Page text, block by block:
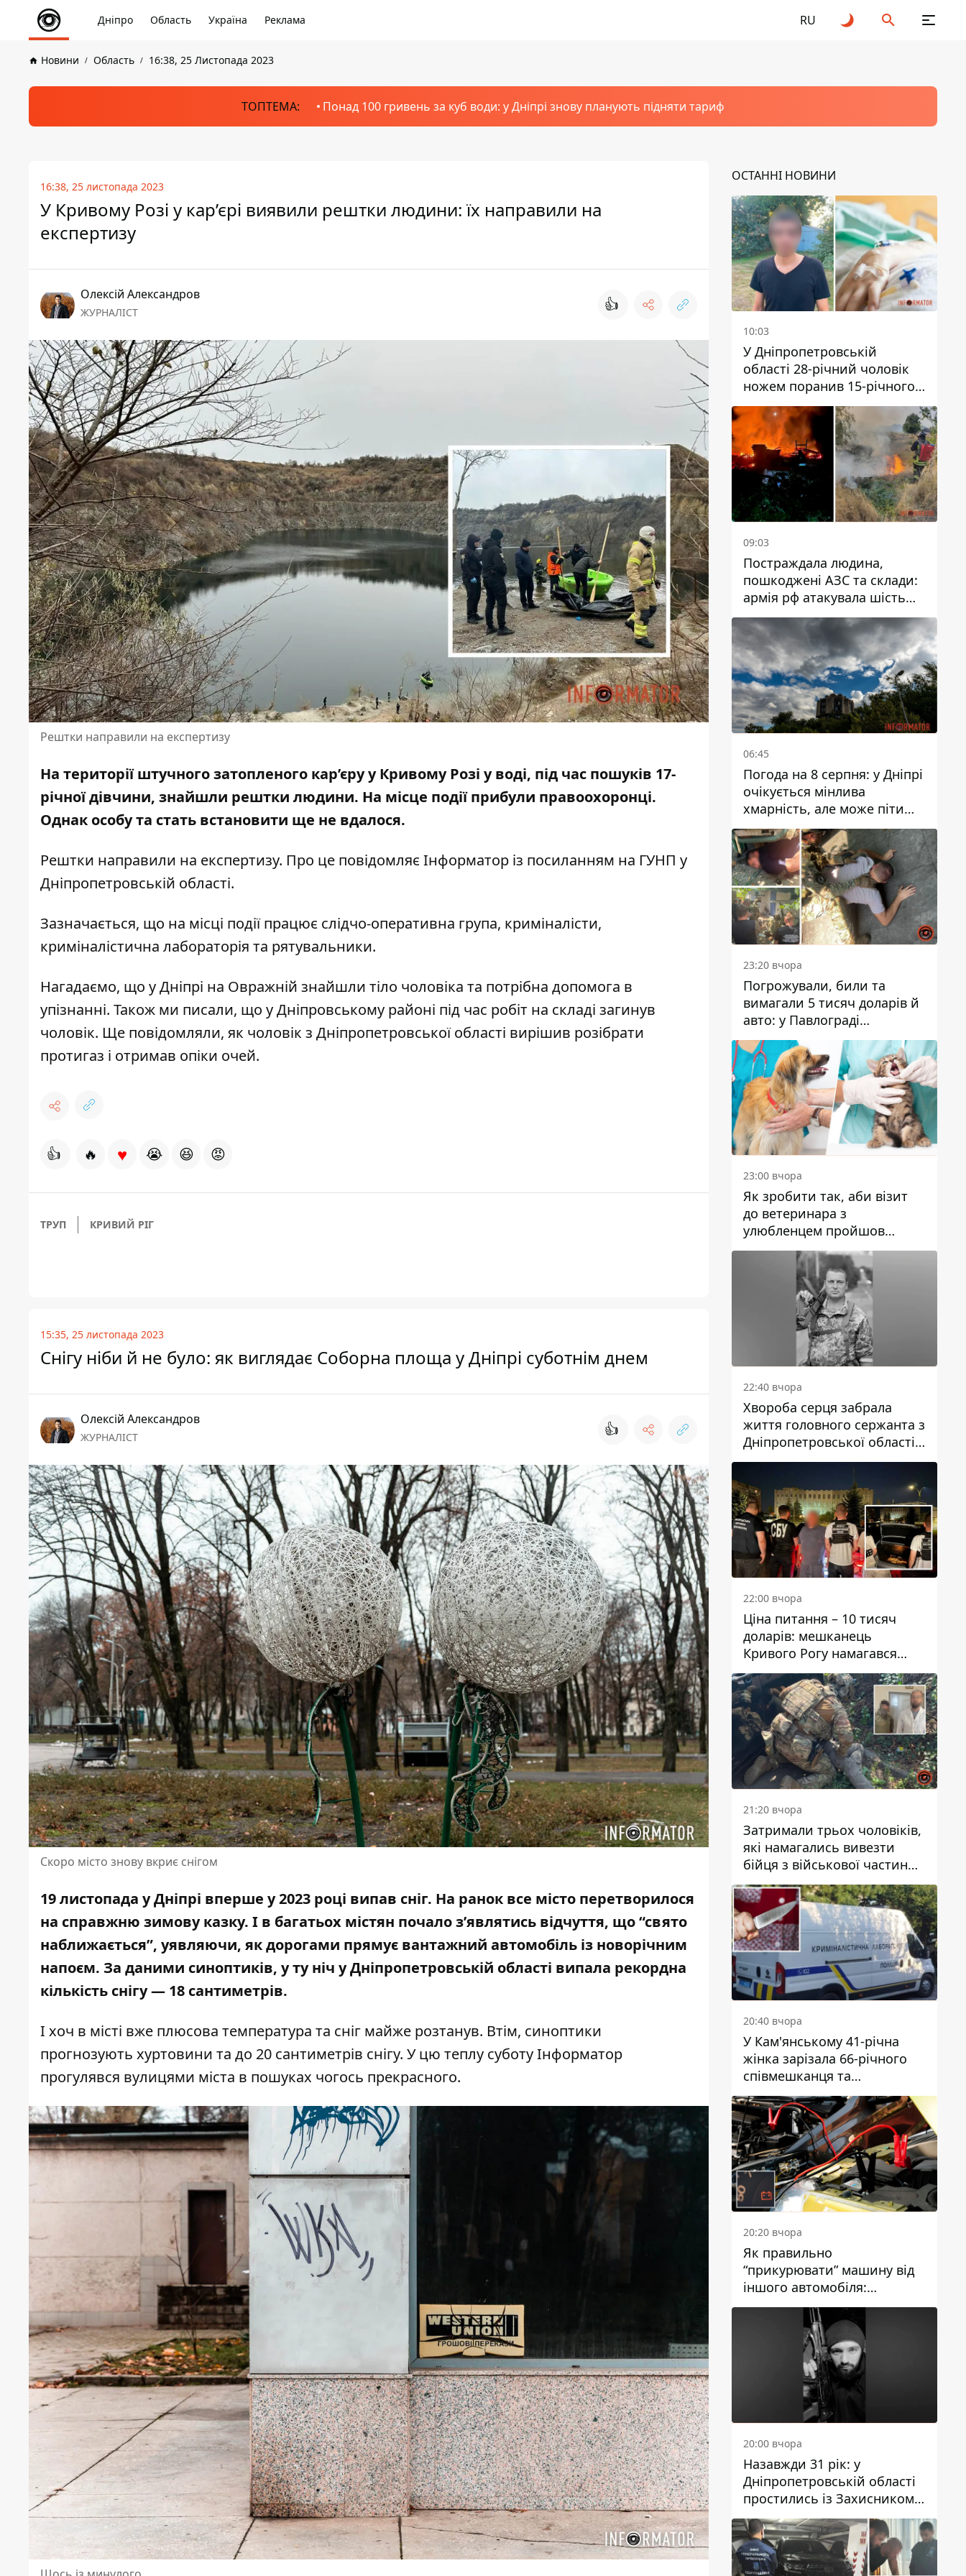
Дніпро Область Україна Реклама RU
Новини Область 16:38, 25 Листопада 2023
ТОПТЕМА: Понад 100 гривень за куб води: у Дніпрі знову планують підняти тариф
16:38, 25 листопада 2023
У Кривому Розі у кар’єрі виявили рештки людини: їх направили на
експертизу
Олексій Александров
ЖУРНАЛІСТ 👍
Рештки направили на експертизу
На території штучного затопленого кар’єру у Кривому Розі у воді, під час пошуків 17-
річної дівчини, знайшли рештки людини. На місце події прибули правоохоронці.
Однак особу та стать встановити ще не вдалося.
Рештки направили на експертизу. Про це повідомляє Інформатор із посиланням на ГУНП у
Дніпропетровській області.
Зазначається, що на місці події працює слідчо-оперативна група, криміналісти,
криміналістична лабораторія та рятувальники.
Нагадаємо, що у Дніпрі на Овражній знайшли тіло чоловіка та потрібна допомога в
упізнанні. Також ми писали, що у Дніпровському районі під час робіт на складі загинув
чоловік. Ще повідомляли, як чоловік з Дніпропетровської області вирішив розібрати
протигаз і отримав опіки очей.
👍 🔥 ♥ 😭 😆 😡
ТРУП КРИВИЙ РІГ
15:35, 25 листопада 2023
Снігу ніби й не було: як виглядає Соборна площа у Дніпрі суботнім днем
Олексій Александров
ЖУРНАЛІСТ 👍
Скоро місто знову вкриє снігом
19 листопада у Дніпрі вперше у 2023 році випав сніг. На ранок все місто перетворилося
на справжню зимову казку. І в багатьох містян почало з’являтись відчуття, що “свято
наближається”, уявляючи, як дорогами прямує вантажний автомобіль із новорічним
напоєм. За даними синоптиків, у ту ніч у Дніпропетровській області випала рекордна
кількість снігу— 18 сантиметрів.
І хоч в місті вже плюсова температура та сніг майже розтанув. Втім, синоптики
прогнозують хуртовини та до 20 сантиметрів снігу. У цю теплу суботу Інформатор
прогулявся вулицями міста в пошуках чогось прекрасного.
ОСТАННІ НОВИНИ
10:03
У Дніпропетровській
області 28-річний чоловік
ножем поранив 15-річного
хлопця
09:03
Постраждала людина,
пошкоджені АЗС та склади:
армія рф атакувала шість
районів Дніпропетровської
області
06:45
Погода на 8 серпня: у Дніпрі
очікується мінлива
хмарність, але може піти
дощ
23:20 вчора
Погрожували, били та
вимагали 5 тисяч доларів й
авто: у Павлограді
затримали двох чоловіків
23:00 вчора
Як зробити так, аби візит
до ветеринара з
улюбленцем пройшов
спокійно: прості поради
22:40 вчора
Хвороба серця забрала
життя головного сержанта з
Дніпропетровської області
Юрія Свистуна
22:00 вчора
Ціна питання – 10 тисяч
доларів: мешканець
Кривого Рогу намагався
переправити чоловіка до
Словаччини
21:20 вчора
Затримали трьох чоловіків,
які намагались вивезти
бійця з військової частини
до Дніпра за 7 тисяч
доларів: серед них був лікар
20:40 вчора
У Кам'янському 41-річна
жінка зарізала 66-річного
співмешканця та
намагалась обманути
поліцейських
20:20 вчора
Як правильно
“прикурювати” машину від
іншого автомобіля:
інструкція для водіїв
20:00 вчора
Назавжди 31 рік: у
Дніпропетровській області
простились із Захисником
Олександром Рєпіним